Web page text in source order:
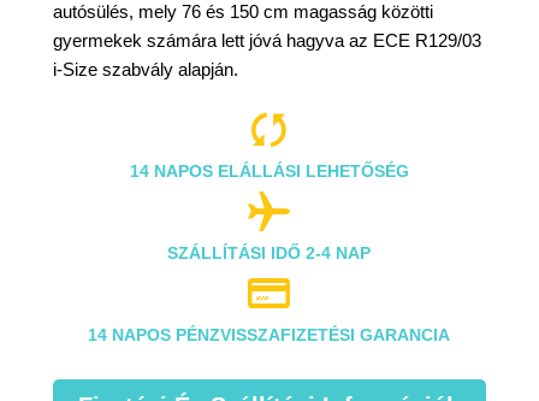
autósülés, mely 76 és 150 cm magasság közötti
gyermekek számára lett jóvá hagyva az ECE R129/03
i-Size szabvály alapján.

14 NAPOS ELÁLLÁSI LEHETŐSÉG

SZÁLLÍTÁSI IDŐ 2-4 NAP

14 NAPOS PÉNZVISSZAFIZETÉSI GARANCIA